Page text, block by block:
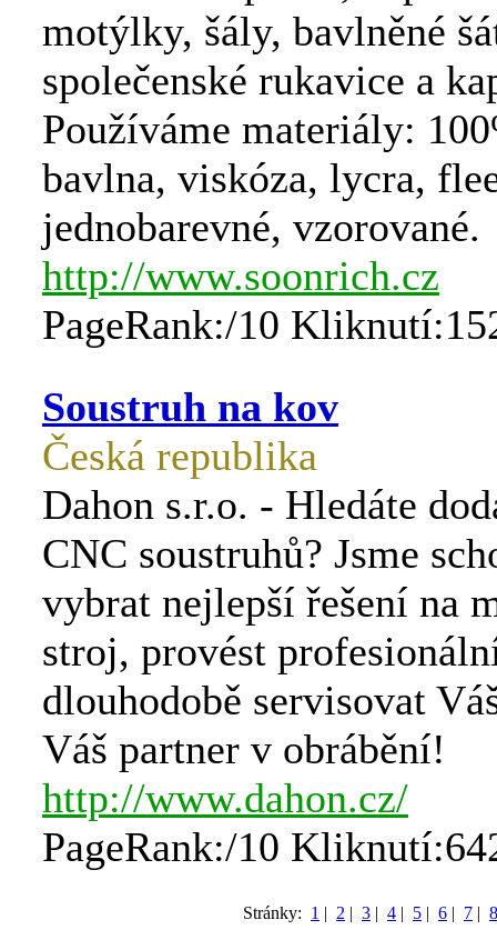
motýlky, šály, bavlněné
společenské rukavice a
Používáme materiály:
bavlna, viskóza, lycra,
jednobarevné, vzorované.
http://www.soonrich.cz
PageRank:/10
Soustruh na kov
Česká republika
Dahon s.r.o. - Hledáte
CNC soustruhů? Jsme
vybrat nejlepší řešení na
stroj, provést
dlouhodobě servisovat
Váš partner v obrábění!
http://www.dahon.cz/
PageRank:/10
Stránky: 1 | 2 | 3 | 4 | 5 | 6 | 7 | 8